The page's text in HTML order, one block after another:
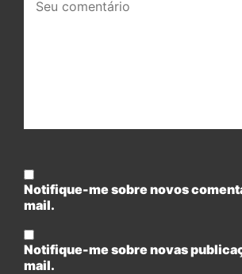
comentário:
Notifique-me sobre novos
mail.
Notifique-me sobre novas
mail.